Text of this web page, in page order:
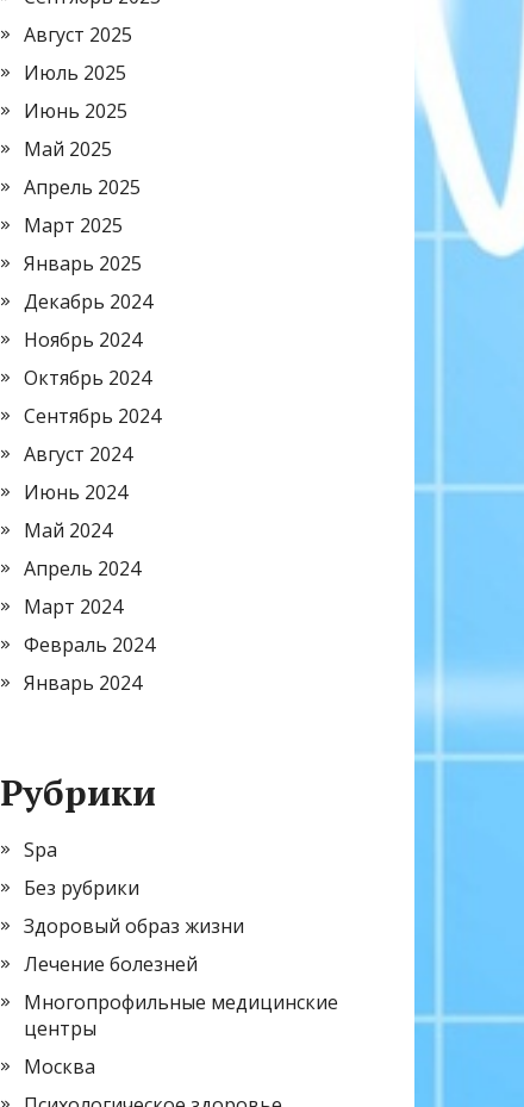
Август 2025
Июль 2025
Июнь 2025
Май 2025
Апрель 2025
Март 2025
Январь 2025
Декабрь 2024
Ноябрь 2024
Октябрь 2024
Сентябрь 2024
Август 2024
Июнь 2024
Май 2024
Апрель 2024
Март 2024
Февраль 2024
Январь 2024
Рубрики
Spa
Без рубрики
Здоровый образ жизни
Лечение болезней
Многопрофильные медицинские
центры
Москва